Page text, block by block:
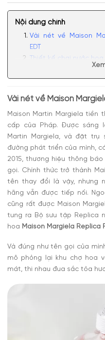
Nội dung chính
Vài nét về Maison
EDT
Thiết kế chai nước hoa
Mùi hương Maison
EDT dịu dàng, quyến rũ
Vài nét về Maison
Maison Martin Margiela
cấp của Pháp. Được sáng
Martin Margiela, và đặt trụ
đường phát triển của mình,
2015, thương hiệu thông
gọi. Chính thức trở thành
tên thay đổi là vậy, nhưng
hãng vẫn được tiếp nối.
cũng rất được Maison
tung ra Bộ sưu tập Replica
hoa Maison Margiela Replica
Và đúng như tên gọi của
mô phỏng lại khu chợ hoa
mát, thi nhau đua sắc tỏa